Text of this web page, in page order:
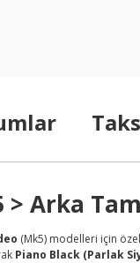
> Arka
(Mk5) modelleri için
Piano Black (Parlak